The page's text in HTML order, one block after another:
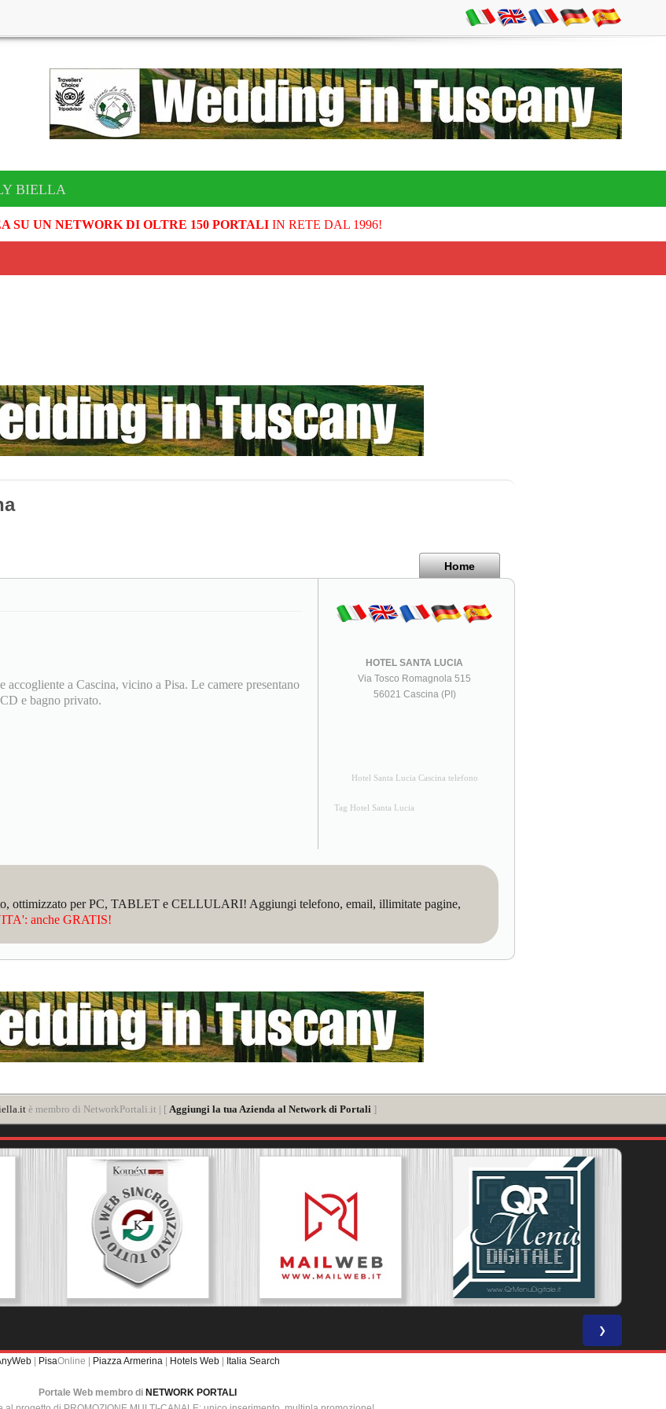
BIELLA
SU UN NETWORK DI OLTRE 150 PORTALIIN RETE DAL 1996!
Home
a Cascina, vicino a Pisa. Le camere presentano
e bagno privato.
HOTEL SANTA LUCIA
Via Tosco Romagnola 515
56021 Cascina (PI)
Hotel Santa Lucia Cascina telefono
Tag Hotel Santa Lucia
ottimizzato per PC, TABLET e CELLULARI! Aggiungi telefono, email, illimitate pagine,
anche GRATIS!
è membro di NetworkPortali.it | [ Aggiungi la tua Azienda al Network di Portali ]
❯
| PisaOnline | Piazza Armerina | Hotels Web | Italia Search
Portale Web membro di NETWORK PORTALI